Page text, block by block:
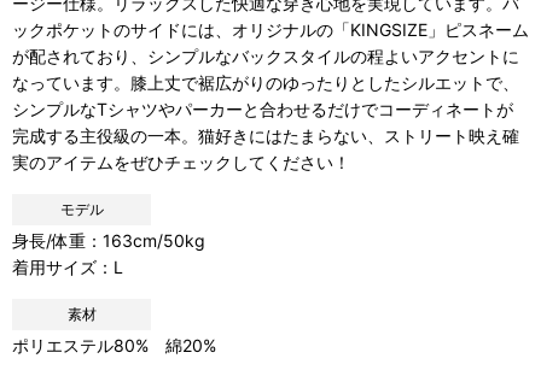
ックポケットのサイドには、オリジナルの「KINGSIZE」ピスネーム
が配されており、シンプルなバックスタイルの程よいアクセントに
なっています。膝上丈で裾広がりのゆったりとしたシルエットで、
シンプルなTシャツやパーカーと合わせるだけでコーディネートが
完成する主役級の一本。猫好きにはたまらない、ストリート映え確
実のアイテムをぜひチェックしてください！
モデル
身長/体重：163cm/50kg
着用サイズ：L
素材
ポリエステル80% 綿20%